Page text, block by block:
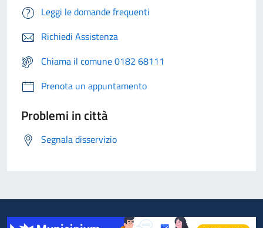
Leggi le domande frequenti
Richiedi Assistenza
Chiama il comune 0182 68111
Prenota un appuntamento
Problemi in città
Segnala disservizio